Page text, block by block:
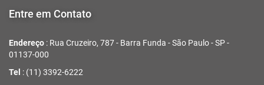
Entre em Contato
Endereço : Rua Cruzeiro, 787 - Barra Funda - São Paulo - SP -
01137-000
Tel : (11) 3392-6222